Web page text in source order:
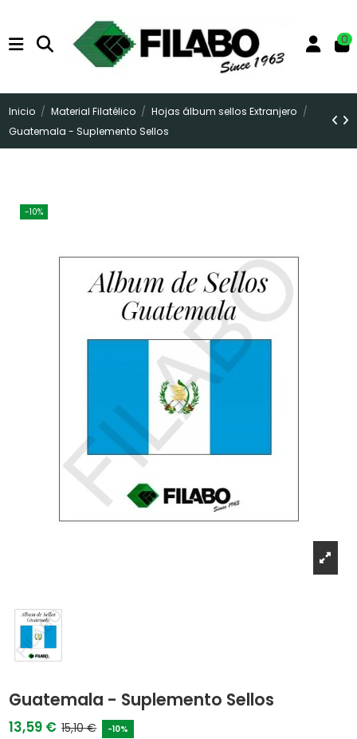
0
Inicio Material Filatélico
Hojas álbum sellos Extranjero
Guatemala - Suplemento Sellos
-10%
Guatemala - Suplemento Sellos
13,59 € 15,10 € -10%